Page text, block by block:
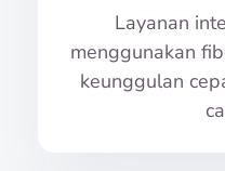
Layanan
menggunakan
keunggulan